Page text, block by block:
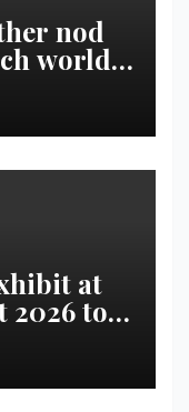
nod
world |
at
2026 to
|